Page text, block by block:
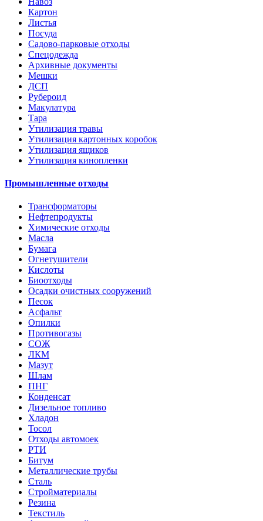
Картон
Листья
Посуда
Садово-парковые отходы
Спецодежда
Архивные документы
Мешки
ДСП
Рубероид
Макулатура
Тара
Утилизация травы
Утилизация картонных коробок
Утилизация ящиков
Утилизация кинопленки
Промышленные отходы
Трансформаторы
Нефтепродукты
Химические отходы
Масла
Бумага
Огнетушители
Кислоты
Биоотходы
Осадки очистных сооружений
Песок
Асфальт
Опилки
Противогазы
СОЖ
ЛКМ
Мазут
Шлам
ПНГ
Конденсат
Дизельное топливо
Хладон
Тосол
Отходы автомоек
РТИ
Битум
Металлические трубы
Сталь
Стройматериалы
Резина
Текстиль